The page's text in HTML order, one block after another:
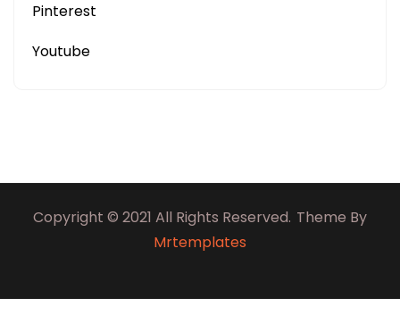
Pinterest
Youtube
Copyright © 2021 All Rights Reserved. Theme By
Mrtemplates